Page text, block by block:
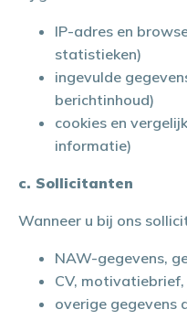
IP-adres en
statistieken)
ingevulde
berichtinhoud)
cookies en
informatie)
c. Sollicitanten
Wanneer u bij ons
NAW-gegevens,
CV,
overige gegevens